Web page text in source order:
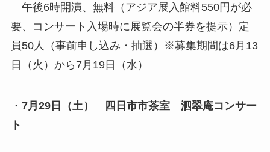
午後6時開演、無料（アジア展入館料550円が必
要、コンサート入場時に展覧会の半券を提示）定
員50人（事前申し込み・抽選）※募集期間は6月13
日（火）から7月19日（水）
・ 7月29日（土）
四日市市茶室 泗翠庵コンサー
ト